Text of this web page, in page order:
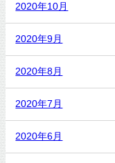
2020年10月
2020年9月
2020年8月
2020年7月
2020年6月